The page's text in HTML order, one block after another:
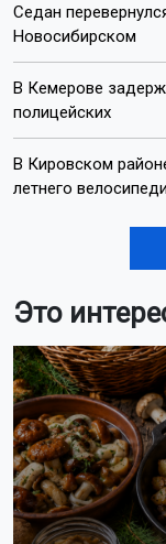
Седан
Новосибирском
В Кемерове
полицейских
В Кировском
летнего
Это